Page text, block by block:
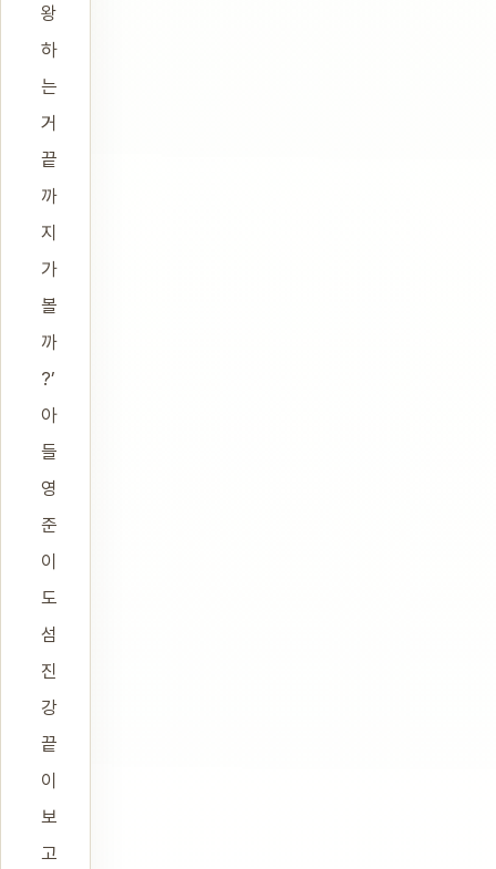
왕
하
는
거
끝
까
지
가
볼
까
?’
아
들
영
준
이
도
섬
진
강
끝
이
보
고